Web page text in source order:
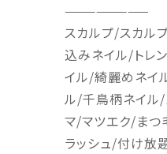
————————
スカルプ/スカル
込みネイル/トレ
イル/綺麗めネイ
ル/千鳥柄ネイル/
マ/マツエク/まつ
ラッシュ/付け放